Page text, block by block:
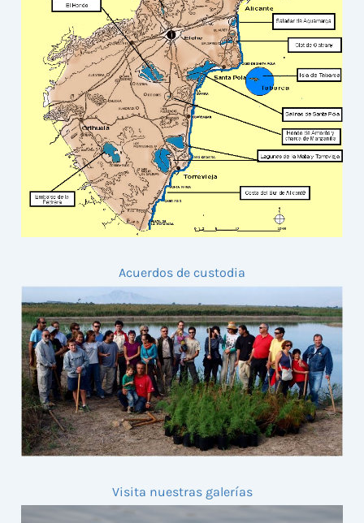
Acuerdos de custodia
Visita nuestras galerías